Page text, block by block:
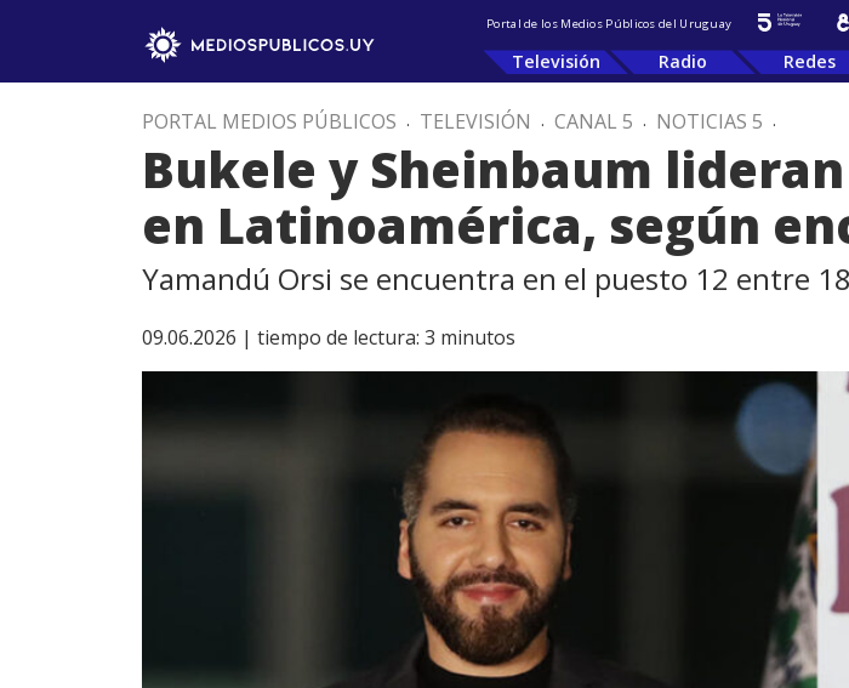
Portal de los Medios Públicos del Uruguay
Televisión Radio Redes
PORTAL MEDIOS PÚBLICOS . TELEVISIÓN . CANAL 5 . NOTICIAS 5 .
Bukele y Sheinbaum
en Latinoamérica, según
Yamandú Orsi se encuentra en el puesto 12 entre
09.06.2026 | tiempo de lectura: 3 minutos